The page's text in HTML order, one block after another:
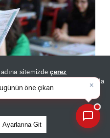
sitemizdeçerez
KVKK ve GDPR kapsamında
içinAydınlatma Metnimizi
Ayarlarına Git
LGS yerleştirme süreci
NE ZAMAN
×
öne çıkan manşetleri
gelişmeleri neler?